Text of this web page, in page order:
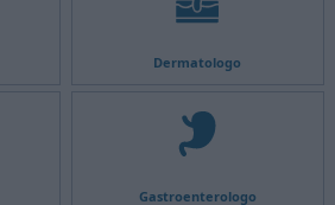
Dermatologo
Gastroenterologo